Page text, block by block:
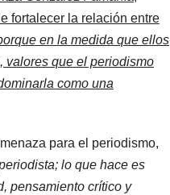
fortalecer la relación entre
en la medida que ellos
valores que el periodismo
como una
para el periodismo,
lo que hace es
pensamiento crítico y